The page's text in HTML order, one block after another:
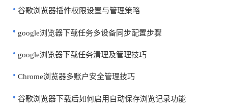
谷歌浏览器插件权限设置与管理策略
google浏览器下载任务多设备同步配置步骤
google浏览器下载任务清理及管理技巧
Chrome浏览器多账户安全管理技巧
谷歌浏览器下载后如何启用自动保存浏览记录功能